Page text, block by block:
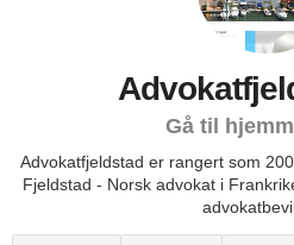
Gå til
Advokatfjeldstad er rangert som
Fjeldstad - Norsk advokat i